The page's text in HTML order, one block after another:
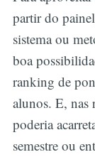
partir do
sistema ou
boa
ranking de
alunos. E, nas
poderia
semestre ou